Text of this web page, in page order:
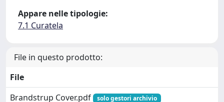
Appare nelle tipologie:
7.1 Curatela
File in questo prodotto:
File
Brandstrup Cover.pdf
solo gestori archivio